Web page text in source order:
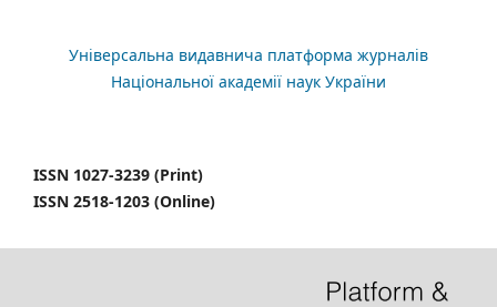
Універсальна видавнича платформа журналів
Національної академії наук України
ISSN 1027-3239 (Print)
ISSN 2518-1203 (Online)